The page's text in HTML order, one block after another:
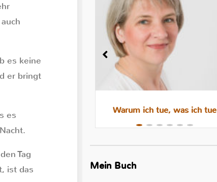
es keine
er bringt
es
Tag
ist das
Milchbläschen:
was hilft
Warum ich tue, was ich tue
Mein Buch